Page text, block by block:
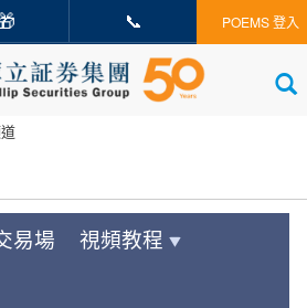
📞 POEMS 登入
易場
視頻教程